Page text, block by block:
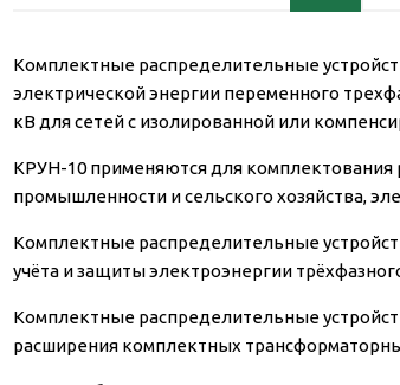
Комплектные распределительные
электрической энергии переменного
кВ для сетей с изолированной или
КРУН-10 применяются для комплектования
промышленности и сельского хозяйства,
Комплектные распределительные
учёта и защиты электроэнергии
Комплектные распределительные
расширения комплектных